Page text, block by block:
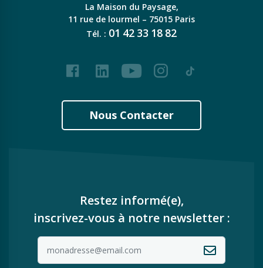
La Maison du Paysage,
11 rue de lourmel – 75015 Paris
Tél. : 01 42 33 18 82
FacebookLinkedInYoutubeInstagram
Tiktok
Nous Contacter
Restez informé(e),
inscrivez-vous à notre newsletter :